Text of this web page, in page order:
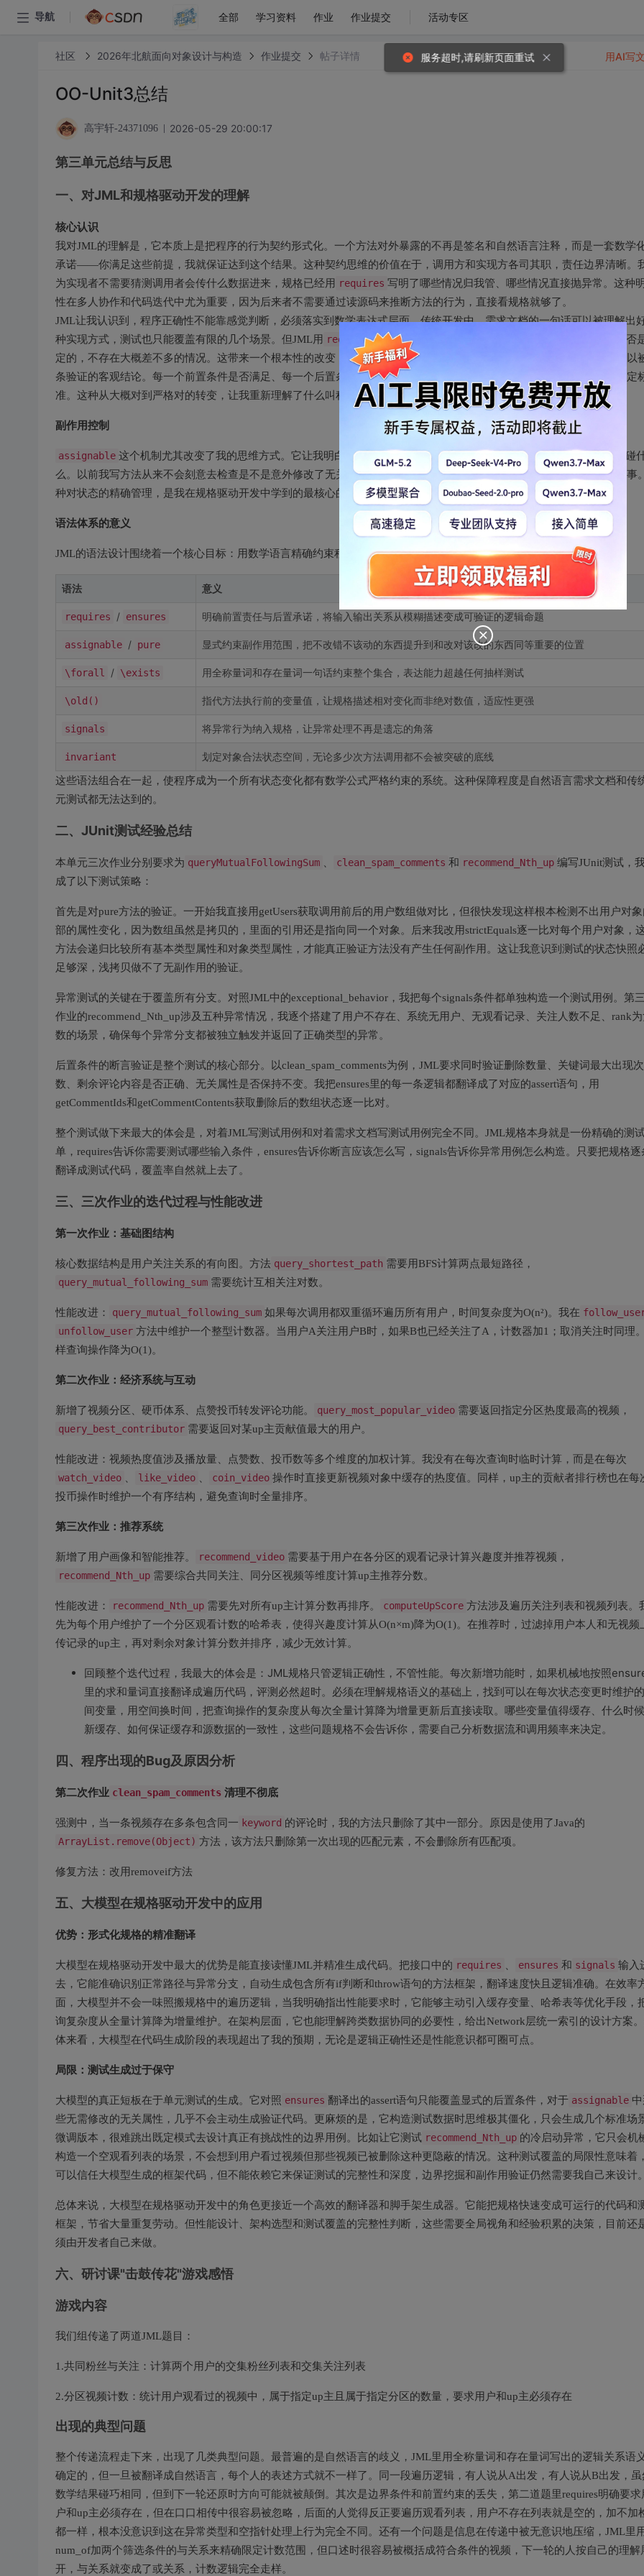
导航 全部 学习资料 作业 作业提交 活动专区
社区 2026年北航面向对象设计与构造 作业提交 帖子详情
OO-Unit3总结
高宇轩-24371096 2026-05-29 20:00:17
第三单元总结与反思
一、对JML和规格驱动开发的理解
核心认识
我对JML的理解是，它本质上是把程序的行为契约形式化。一个方法对外暴露的不再是签名和自然语言注释，而是一套数学
承诺——你满足这些前提，我就保证达到这个结果。这种契约思维的价值在于，调用方和实现方各司其职，责任边界清晰。
为实现者不需要猜测调用者会传什么数据进来，规格已经用 requires 写明了哪些情况归我管、哪些情况直接抛异常。这种
性在多人协作和代码迭代中尤为重要，因为后来者不需要通过读源码来推断方法的行为，直接看规格就够了。
JML让我认识到，程序正确性不能靠感觉判断，必须落实到数学表达式层面。传统开发中，需求文档的一句话可以被理解出
种实现方式，测试也只能覆盖有限的几个场景。但JML用 requires 和 ensures
把所有状态变化都写成逻辑公式，通过与否
定的，不存在大概差不多的情况。这带来一个根本性的改变：正确性不再是跑通几个测试用例后的主观安慰，而是一个可以
条验证的客观结论。每一个前置条件是否满足、每一个后置条件是否达成、每一个异常分支是否正确触发，都有明确的判定
准。这种从大概对到严格对的转变，让我重新理解了什么叫程序可靠。
副作用控制
assignable 这个机制尤其改变了我的思维方式。它让我明白一个方法的质量不仅取决于它返回了什么，还取决于它没有碰
么。以前我写方法从来不会刻意去检查是不是意外修改了无关数据，但现在我会把副作用控制当作和功能实现同等重要的事
种对状态的精确管理，是我在规格驱动开发中学到的最核心的东西。
语法体系的意义
JML的语法设计围绕着一个核心目标：用数学语言精确约束程序行为，让正确性可以被严格验证。
语法 意义
requires / ensures 明确前置责任与后置承诺，将输入输出关系从模糊描述变成可验证的逻辑命题
assignable / pure 显式约束副作用范围，把不改错不该动的东西提升到和改对该改的东西同等重要的位置
\forall / \exists 用全称量词和存在量词一句话约束整个集合，表达能力超越任何抽样测试
\old() 指代方法执行前的变量值，让规格描述相对变化而非绝对数值，适应性更强
signals 将异常行为纳入规格，让异常处理不再是遗忘的角落
invariant 划定对象合法状态空间，无论多少次方法调用都不会被突破的底线
这些语法组合在一起，使程序成为一个所有状态变化都有数学公式严格约束的系统。这种保障程度是自然语言需求文档和传
元测试都无法达到的。
二、JUnit测试经验总结
本单元三次作业分别要求为 queryMutualFollowingSum clean_spam_comments 和 recommend_Nth_up 编写JUnit测试，
成了以下测试策略：
首先是对pure方法的验证。一开始我直接用getUsers获取调用前后的用户数组做对比，但很快发现这样根本检测不出用户对象
部的属性变化，因为数组虽然是拷贝的，里面的引用还是指向同一个对象。后来我改用strictEquals逐一比对每个用户对象，
方法会递归比较所有基本类型属性和对象类型属性，才能真正验证方法没有产生任何副作用。这让我意识到测试的状态快照
足够深，浅拷贝做不了无副作用的验证。
异常测试的关键在于覆盖所有分支。对照JML中的exceptional_behavior，我把每个signals条件都单独构造一个测试用例。第
作业的recommend_Nth_up涉及五种异常情况，我逐个搭建了用户不存在、系统无用户、无观看记录、关注人数不足、rank为
数的场景，确保每个异常分支都被独立触发并返回了正确类型的异常。
后置条件的断言验证是整个测试的核心部分。以clean_spam_comments为例，JML要求同时验证删除数量、关键词最大出现次
数、剩余评论内容是否正确、无关属性是否保持不变。我把ensures里的每一条逻辑都翻译成了对应的assert语句，用
getCommentIds和getCommentContents获取删除后的数组状态逐一比对。
整个测试做下来最大的体会是，对着JML写测试用例和对着需求文档写测试用例完全不同。JML规格本身就是一份精确的测
单，requires告诉你需要测试哪些输入条件，ensures告诉你断言应该怎么写，signals告诉你异常用例怎么构造。只要把规格逐
翻译成测试代码，覆盖率自然就上去了。
三、三次作业的迭代过程与性能改进
第一次作业：基础图结构
核心数据结构是用户关注关系的有向图。方法 query_shortest_path 需要用BFS计算两点最短路径，
query_mutual_following_sum 需要统计互相关注对数。
性能改进： query_mutual_following_sum 如果每次调用都双重循环遍历所有用户，时间复杂度为O(n²)。我在
unfollow_user 方法中维护一个整型计数器。当用户A关注用户B时，如果B也已经关注了A，计数器加1；取消关注时同理
样查询操作降为O(1)。
第二次作业：经济系统与互动
新增了视频分区、硬币体系、点赞投币转发评论功能。 query_most_popular_video 需要返回指定分区热度最高的视频，
query_best_contributor 需要返回对某up主贡献值最大的用户。
性能改进：视频热度值涉及播放量、点赞数、投币数等多个维度的加权计算。我没有在每次查询时临时计算，而是在每次
watch_video
like_video coin_video 操作时直接更新视频对象中缓存的热度值。同样，up主的贡献者排行榜也在每
投币操作时维护一个有序结构，避免查询时全量排序。
第三次作业：推荐系统
新增了用户画像和智能推荐。 recommend_video 需要基于用户在各分区的观看记录计算兴趣度并推荐视频，
recommend_Nth_up 需要综合共同关注、同分区视频等维度计算up主推荐分数。
性能改进： recommend_Nth_up 需要先对所有up主计算分数再排序。 computeUpScore 方法涉及遍历关注列表和视频列表。
先为每个用户维护了一个分区观看计数的哈希表，使得兴趣度计算从O(n×m)降为O(1)。在推荐时，过滤掉用户本人和无视频
传记录的up主，再对剩余对象计算分数并排序，减少无效计算。
回顾整个迭代过程，我最大的体会是：JML规格只管逻辑正确性，不管性能。每次新增功能时，如果机械地按照
里的求和量词直接翻译成遍历代码，评测必然超时。必须在理解规格语义的基础上，找到可以在每次状态变更时维护
间变量，用空间换时间，把查询操作的复杂度从每次全量计算降为增量更新后直接读取。哪些变量值得缓存、什么时
新缓存、如何保证缓存和源数据的一致性，这些问题规格不会告诉你，需要自己分析数据流和调用频率来决定。
四、程序出现的Bug及原因分析
第二次作业 clean_spam_comments 清理不彻底
强测中，当一条视频存在多条包含同一 keyword 的评论时，我的方法只删除了其中一部分。原因是使用了Java的
ArrayList.remove(Object) 方法，该方法只删除第一次出现的匹配元素，不会删除所有匹配项。
修复方法：改用removeif方法
五、大模型在规格驱动开发中的应用
优势：形式化规格的精准翻译
大模型在规格驱动开发中最大的优势是能直接读懂JML并精准生成代码。把接口中的 requires ensures 和 signals 输入
去，它能准确识别正常路径与异常分支，自动生成包含所有if判断和throw语句的方法框架，翻译速度快且逻辑准确。在效率
面，大模型并不会一味照搬规格中的遍历逻辑，当我明确指出性能要求时，它能够主动引入缓存变量、哈希表等优化手段，
询复杂度从全量计算降为增量维护。在架构层面，它也能理解跨类数据协同的必要性，给出Network层统一索引的设计方案
体来看，大模型在代码生成阶段的表现超出了我的预期，无论是逻辑正确性还是性能意识都可圈可点。
局限：测试生成过于保守
大模型的真正短板在于单元测试的生成。它对照 ensures 翻译出的assert语句只能覆盖显式的后置条件，对于 assignable
些无需修改的无关属性，几乎不会主动生成验证代码。更麻烦的是，它构造测试数据时思维极其僵化，只会生成几个标准场
微调版本，很难跳出既定模式去设计真正有挑战性的边界用例。比如让它测试 recommend_Nth_up 的冷启动异常，它只会机
构造一个空观看列表的场景，不会想到用户看过视频但那些视频已被删除这种更隐蔽的情况。这种测试覆盖的局限性意味着
可以信任大模型生成的框架代码，但不能依赖它来保证测试的完整性和深度，边界挖掘和副作用验证仍然需要我自己来设计。
总体来说，大模型在规格驱动开发中的角色更接近一个高效的翻译器和脚手架生成器。它能把规格快速变成可运行的代码和
框架，节省大量重复劳动。但性能设计、架构选型和测试覆盖的完整性判断，这些需要全局视角和经验积累的决策，目前还
须由开发者自己来做。
六、研讨课"击鼓传花"游戏感悟
游戏内容
我们组传递了两道JML题目：
1.共同粉丝与关注：计算两个用户的交集粉丝列表和交集关注列表
2.分区视频计数：统计用户观看过的视频中，属于指定up主且属于指定分区的数量，要求用户和up主必须存在
出现的典型问题
整个传递流程走下来，出现了几类典型问题。最普遍的是自然语言的歧义，JML里用全称量词和存在量词写出的逻辑关系语
确定的，但一旦被翻译成自然语言，每个人的表述方式就不一样了。同一段遍历逻辑，有人说从A出发，有人说从B出发，虽
数学结果碰巧相同，但到下一轮还原时方向可能就被颠倒。其次是边界条件和前置约束的丢失，第二道题里requires明确要求
户和up主必须存在，但在口口相传中很容易被忽略，后面的人觉得反正要遍历观看列表，用户不存在列表就是空的，加不加
都一样，根本没意识到这在异常类型和空指针处理上行为完全不同。还有一个问题是信息在传递中被无意识地压缩，JML里用
num_of加两个筛选条件的与关系来精确限定计数范围，但口述时很容易被概括成符合条件的视频，下一轮的人按自己的理解
开，与关系就变成了或关系，计数逻辑完全走样。
用AI写
服务超时,请刷新页面重试